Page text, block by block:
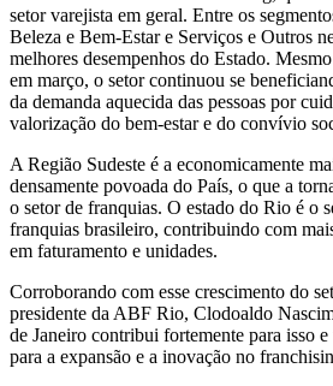
setor varejista em geral. Entre os
Beleza e Bem-Estar e Serviços e Outros
melhores desempenhos do Estado.
em março, o setor continuou se
da demanda aquecida das pessoas por
valorização do bem-estar e do convívio
A Região Sudeste é a economicamente
densamente povoada do País, o que a
o setor de franquias. O estado do Rio é o
franquias brasileiro, contribuindo com
em faturamento e unidades.
Corroborando com esse crescimento do
presidente da ABF Rio, Clodoaldo
de Janeiro contribui fortemente para isso
para a expansão e a inovação no